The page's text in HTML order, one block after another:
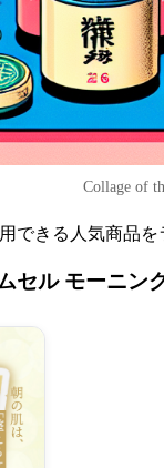
Collage of
できる人気商品を
セル モーニン